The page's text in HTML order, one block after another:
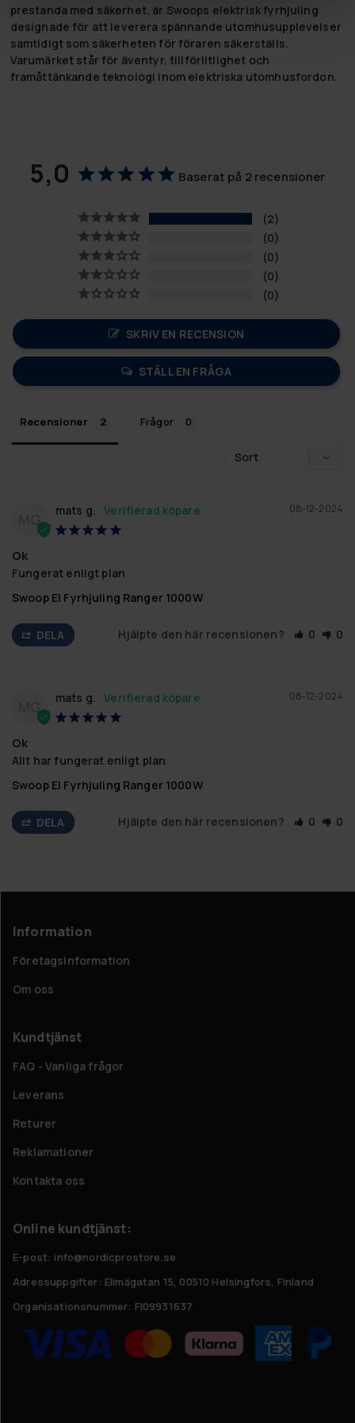
prestanda med säkerhet, är Swoops elektrisk fyrhjuling
designade för att leverera spännande utomhusupplevelser
samtidigt som säkerheten för föraren säkerställs.
Varumärket står för äventyr, tillförlitlighet och
framåttänkande teknologi inom elektriska utomhusfordon.
5,0 Baserat på 2 recensioner
2
0
0
0
0
SKRIV EN RECENSION
STÄLL EN FRÅGA
Recensioner Frågor
MG
08-12-2024
mats g.
Ok
Fungerat enligt plan
Swoop El Fyrhjuling Ranger 1000W
DELA Hjälpte den här recensionen? 0 0
MG
08-12-2024
mats g.
Ok
Allt har fungerat enligt plan
Swoop El Fyrhjuling Ranger 1000W
DELA Hjälpte den här recensionen? 0 0
Information
Företagsinformation
Om oss
Kundtjänst
FAQ - Vanliga frågor
Leverans
Returer
Reklamationer
Kontakta oss
Online kundtjänst:
E-post: info@nordicprostore.se
Adressuppgifter: Elimägatan 15, 00510 Helsingfors, Finland
Organisationsnummer: FI09931637